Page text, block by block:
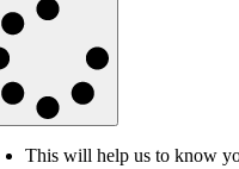
This will help us to know